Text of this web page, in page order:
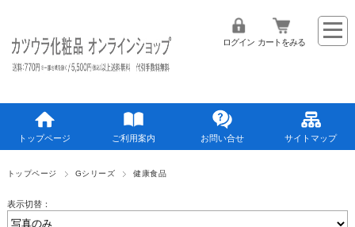
ログイン カートをみる
トップページ ご利用案内 お問い合せ サイトマップ
トップページ Gシリーズ 健康食品
表示切替：